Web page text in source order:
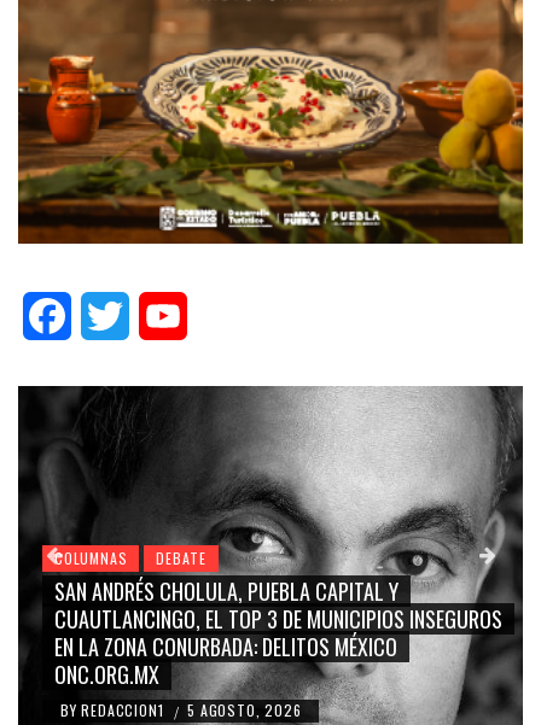
FacebookTwitter
COLUMNAS DEBATE
GRACE PALOMARES, NAY SALVATORI, SERGIO MAYER,
CARMEN SALINAS “LA CORCHOLATA”, CUAUHTÉMOC
BLANCO, SILVIA PINAL: LA TRIVIALIZACIÓN Y
RIDICULIZACIÓN DE LA REPRESENTACIÓN CIUDADANA
BY REDACCION1 / 4 AGOSTO, 2026